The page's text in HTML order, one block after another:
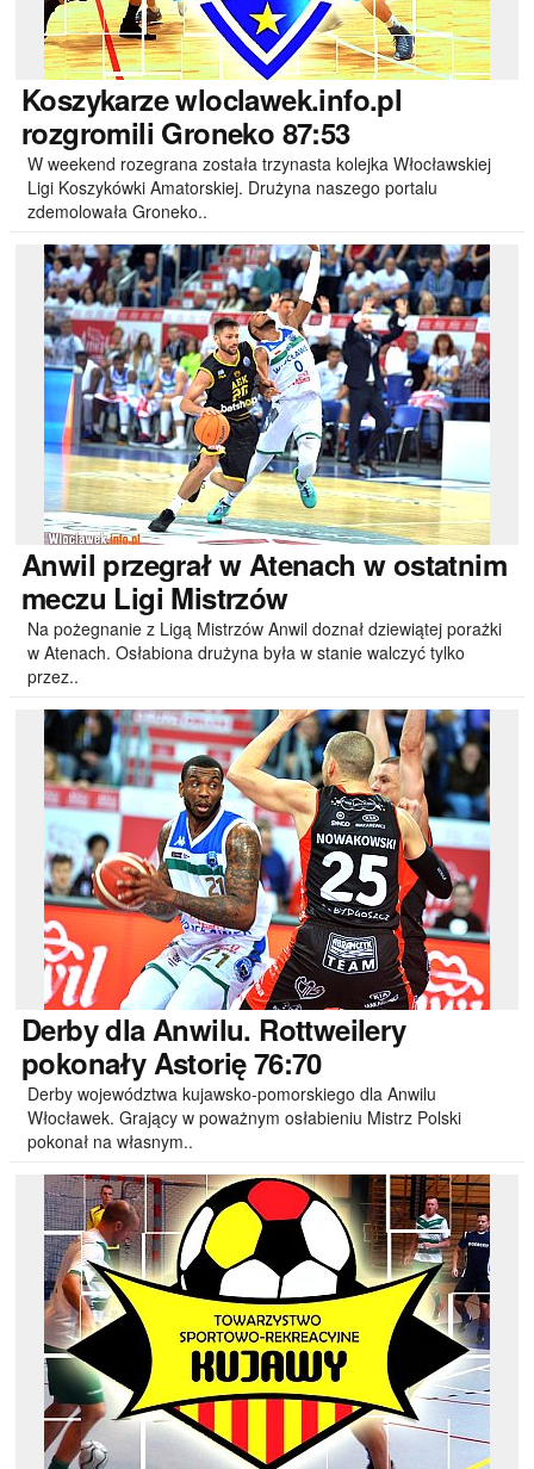
Koszykarzewloclawek.info.pl
rozgromili Groneko 87:53
W weekend rozegrana została trzynasta kolejka Włocławskiej
Ligi Koszykówki Amatorskiej. Drużyna naszego portalu
zdemolowała Groneko..
Anwil przegrał w Atenach w ostatnim
meczu Ligi Mistrzów
Na pożegnanie z Ligą Mistrzów Anwil doznał dziewiątej porażki
w Atenach. Osłabiona drużyna była w stanie walczyć tylko
przez..
Derbydla Anwilu. Rottweilery
pokonały Astorię 76:70
Derby województwa kujawsko-pomorskiego dla Anwilu
Włocławek. Grający w poważnym osłabieniu Mistrz Polski
pokonał na własnym..